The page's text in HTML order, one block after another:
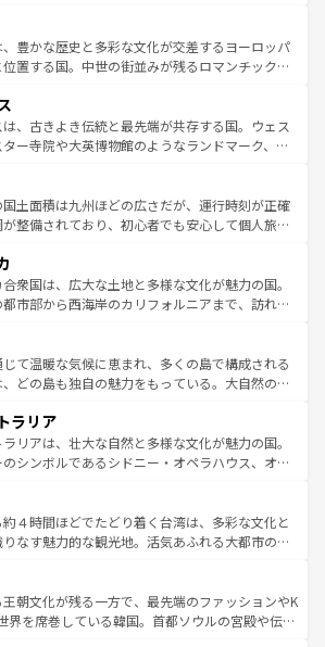
方によって風土や気候が異なるスペインはその個
性で訪れる人を魅了する。 なお、新着のスペイン情報は コ
一覧を参照してほしい。
い魅力が詰まっている。華麗な宮殿、歴史的な大
しいビーチ、そして豊かな自然が、訪れる者を心
する。また、フランスは美食の国としても知ら
ンパンの発祥地であるランス、プロヴァンスの
ベンダー畑など、多彩な楽しみ方が可能だ。さ
リ以外の地域にも魅力が溢れており、どの街角に
足を運ぶとそれぞれで全く異なる文化を体験で
きるだろう。 なお、新着のフランス情報はコンテンツ一覧
ほしい。
、豊かな歴史と多彩な文化が交差するヨーロッパ
置する国。中世の街並みが残るロマンチック街
の国は、どこを歩いても飽きることがない。ベ
化的活気、バイエルン州のアルプスの絶景、そ
ン川沿いのワイン畑といった風景は必見。ビール
な人にはぜひ体験してほしい。 なお、新着の
報はコンテンツ一覧を参照してほしい。
、古きよき伝統と最先端が共存する国。ウェス
ター寺院や大英博物館のようなランドマーク、歴
異なる魅力がある。また、優雅なアフタヌーン
ビール好きにはたまらない英国パブ、サッカー観
場だからこそできる体験も豊富。イギリスを旅
を参照してほしい。
国土面積は九州ほどの広さだが、運行時刻が正確
整備されており、初心者でも安心して個人旅行
のまま残る町や、スイスならではのユニークな
り、アルプス観光だけでなく町歩きも満喫する
る。国民の所得が高いため物価も高いが、旅行
費無料で観光を楽しむこともできる。 なお、新
情報はコンテンツ一覧 を参照してほしい。
衆国は、広大な土地と多様な文化が魅力の国。
市部から西海岸のカリフォルニアまで、訪れる
大都市は、観光、ショッピング、エンターテイ
詰まった刺激的なスポットだ。一方、アメリカ
大自然が広がり、グランドキャニオンやイエロー
オーリンズでは、音楽と美食が融合した独特の
。旅行者はアメリカの各地域で異なる魅力を楽
、その多様性と豊かな歴史を感じることができ
な旅のスタイルだ。 なお、新着のアメリカ
ンテンツ一覧を参照してほしい。
て温暖な気候に恵まれ、多くの島で構成される
どの島も独自の魅力をもっている。大自然の神
逃せない。また、定番の観光地といえばオアフ
かな自然を求めるならマウイ島やカウアイ島が
エメラルドグリーンに輝く海をはじめ、豊かな
なしの心で訪れる人々を迎えてくれるハワイの
いしいローカルフードやハワイアンミュージッ
なフラダンスなど、すべてがハワイの魅力を彩
わってほしい。 なお、新着のハワイ情報
ツ一覧を参照してほしい。
ラリア
リアは、壮大な自然と多様な文化が魅力の国。
シンボルであるシドニー・オペラハウス、オー
や大陸中央部にそびえるウルル（エアーズロッ
マニアの美しい原生林やケアンズの熱帯雨林な
ろがたくさん。また、カフェやワイン、オージ
ティビティも充実しており、サーフィンやダイ
イキングなど、アウトドア好きにはたまらな
トラリアの多彩な魅力を存分に味わいつくそ
４時間ほどでたどり着く台湾は、多彩な文化と
なす魅力的な観光地。活気あふれる大都市の台
つな山岳地帯である台湾東部など、都市の喧騒
静けさが共存しており、訪れる人に新しい発見と
らしてくれる。また、奥深い台湾の食文化も魅
王朝文化が残る一方で、最先端のファッションやK
界を席巻している韓国。首都ソウルの宮殿や伝統